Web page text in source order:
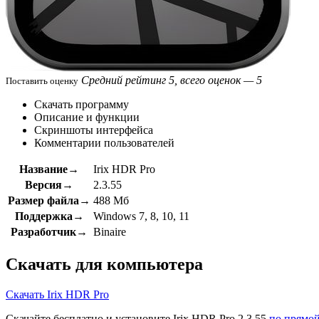
Поставить оценку Средний рейтинг 5, всего оценок — 5
Скачать программу
Описание и функции
Скриншоты интерфейса
Комментарии пользователей
Название→
Irix HDR Pro
Версия→
2.3.55
Размер файла→ 488 Мб
Поддержка→
Windows 7, 8, 10, 11
Разработчик→
Binaire
Скачать для компьютера
Скачать Irix HDR Pro